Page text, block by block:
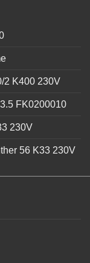
2 K400 230V
FK0200010
230V
56 K33 230V